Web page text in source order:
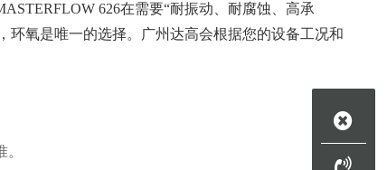
626在需要“耐振动、耐腐蚀、高承
氧是唯一的选择。广州达高会根据您的设备工况和